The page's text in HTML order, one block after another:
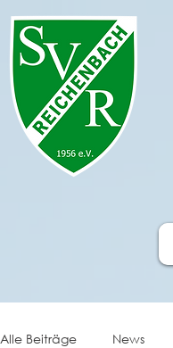
Alle Beiträge News